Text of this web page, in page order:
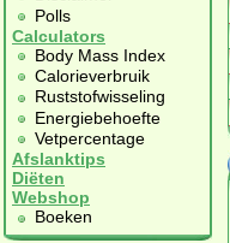
Polls
Calculators
Body Mass Index
Calorieverbruik
Ruststofwisseling
Energiebehoefte
Vetpercentage
Afslanktips
Diëten
Webshop
Boeken